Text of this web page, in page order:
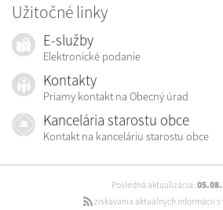
Užitočné linky
E-služby
Elektronické podanie
Kontakty
Priamy kontakt na Obecný úrad
Kancelária starostu obce
Kontakt na kanceláriu starostu obce
Posledná aktualizácia:
získavania aktuálnych informácií s